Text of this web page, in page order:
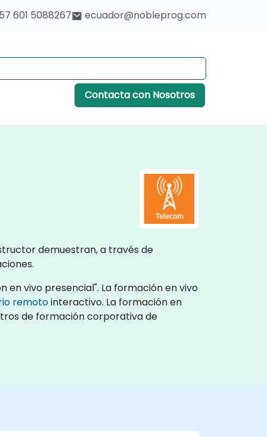
601 5088267 ecuador@nobleprog.com
Contacta con Nosotros
demuestran, a través de
en vivo presencial". La formación en vivo
remotointeractivo. La formación en
de formación corporativa de